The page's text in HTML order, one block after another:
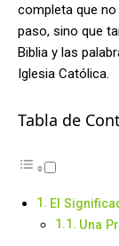
completa que
paso, sino que
Biblia y las
Iglesia Católica.
Tabla de
El
Una